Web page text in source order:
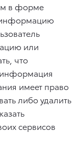
в форме
информацию
или
что
информация
имеет право
либо удалить
сервисов